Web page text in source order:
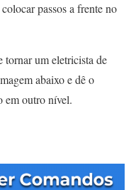
passos a frente no
tornar um eletricista de
abaixo e dê o
em outro nível.